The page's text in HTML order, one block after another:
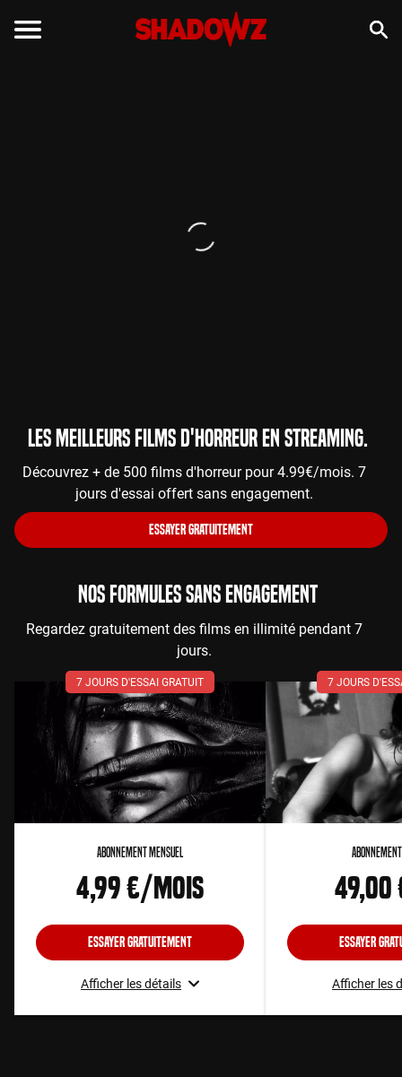
Les meilleurs films d'horreur en streaming.
Découvrez + de 500 films d'horreur pour 4.99€/mois. 7
jours d'essai offert sans engagement.
ESSAYER GRATUITEMENT
NOS FORMULES SANS ENGAGEMENT
Regardez gratuitement des films en illimité pendant 7
jours.
7 JOURS D'ESSAI GRATUIT
Abonnement Mensuel
4,99 €/mois
Essayer gratuitement
Afficher les détails
7 JOURS
Essayer
Afficher les